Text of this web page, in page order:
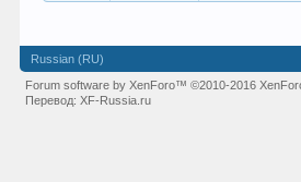
Russian (RU)
Forum software by XenForo™©2010-2016
Перевод:XF-Russia.ru